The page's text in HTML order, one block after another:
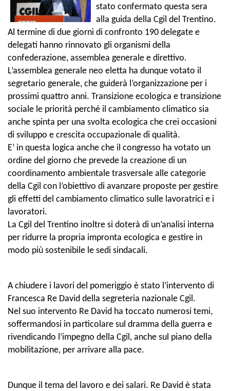
stato confermato questa sera
alla guida della Cgil del Trentino.
Al termine di due giorni di confronto 190 delegate e
delegati hanno rinnovato gli organismi della
confederazione, assemblea generale e direttivo.
L’assemblea generale neo eletta ha dunque votato il
segretario generale, che guiderà l’organizzazione per i
prossimi quattro anni. Transizione ecologica e transizione
sociale le priorità perché il cambiamento climatico sia
anche spinta per una svolta ecologica che crei occasioni
di sviluppo e crescita occupazionale di qualità.
E’ in questa logica anche che il congresso ha votato un
ordine del giorno che prevede la creazione di un
coordinamento ambientale trasversale alle categorie
della Cgil con l’obiettivo di avanzare proposte per gestire
gli effetti del cambiamento climatico sulle lavoratrici e i
lavoratori.
La Cgil del Trentino inoltre si doterà di un’analisi interna
per ridurre la propria impronta ecologica e gestire in
modo più sostenibile le sedi sindacali.
A chiudere i lavori del pomeriggio è stato l’intervento di
Francesca Re David della segreteria nazionale Cgil.
Nel suo intervento Re David ha toccato numerosi temi,
soffermandosi in particolare sul dramma della guerra e
rivendicando l’impegno della Cgil, anche sul piano della
mobilitazione, per arrivare alla pace.
Dunque il tema del lavoro e dei salari. Re David è stata